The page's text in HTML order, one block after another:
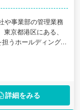
や事業部の管理業務
京都港区にある、
うホールディングス
詳細をみる